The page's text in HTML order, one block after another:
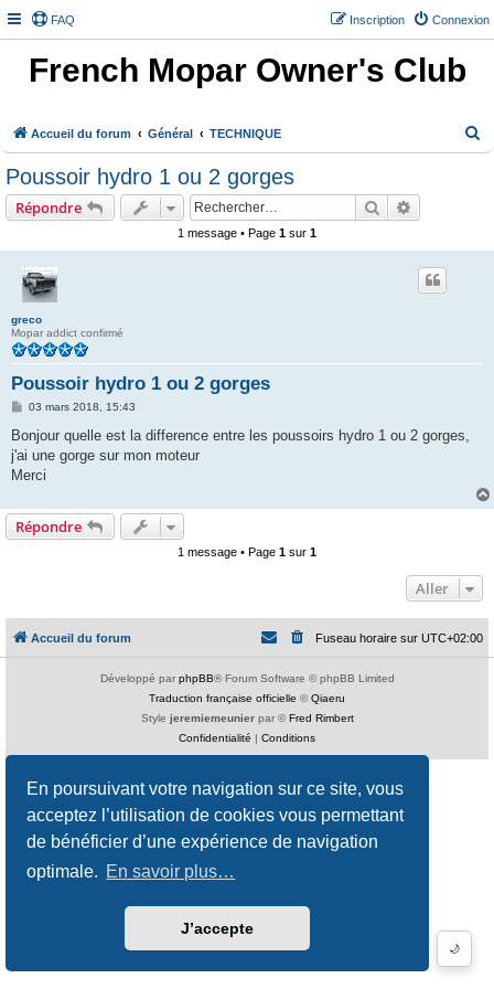
En poursuivant votre navigation sur ce site, vous
acceptez l’utilisation de cookies vous permettant
de bénéficier d’une expérience de navigation
optimale. En savoir plus…
J’accepte
FAQ Connexion
Inscription
French Mopar Owner's Club
Accueil du forum Général TECHNIQUE
🌙
Poussoir hydro 1 ou 2 gorges
Répondre Rechercher
1 message • Page 1 sur 1
greco
Mopar addict confirmé
Poussoir hydro 1 ou 2 gorges
M
s
a
g
03 mars 2018, 15:43
Bonjour quelle est la difference entre les poussoirs hydro 1 ou 2 gorges,
j'ai une gorge sur mon moteur
Merci
Répondre
1 message • Page 1 sur 1
Aller
Accueil du forum Fuseau horaire sur UTC+02:00
Développé par phpBB® Forum Software © phpBB Limited
Traduction française officielle ©Qiaeru
Style jeremiemeunierpar ©Fred Rimbert
Confidentialité | Conditions